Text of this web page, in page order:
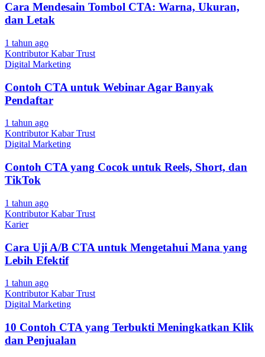
Cara Mendesain Tombol CTA: Warna, Ukuran,
dan Letak
1 tahun ago
Kontributor Kabar Trust
Digital Marketing
Contoh CTA untuk Webinar Agar Banyak
Pendaftar
1 tahun ago
Kontributor Kabar Trust
Digital Marketing
Contoh CTA yang Cocok untuk Reels, Short, dan
TikTok
1 tahun ago
Kontributor Kabar Trust
Karier
Cara Uji A/B CTA untuk Mengetahui Mana yang
Lebih Efektif
1 tahun ago
Kontributor Kabar Trust
Digital Marketing
10 Contoh CTA yang Terbukti Meningkatkan Klik
dan Penjualan